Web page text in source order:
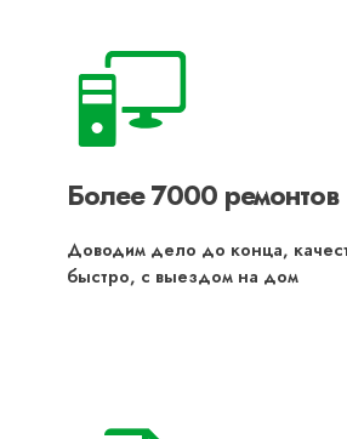
Более 7000 ремонтов
Доводим дело до конца,
быстро, с выездом на дом